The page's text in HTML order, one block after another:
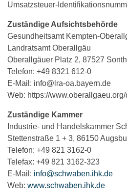
Umsatzsteuer-
Zuständige Aufsichtsbehörde
Gesundheitsamt Kempten-
Landratsamt Oberallgäu
Oberallgäuer Platz 2, 87527
Telefon: +49 8321 612-0
E-Mail: info@lra-oa.bayern.de
Web: https://
Zuständige Kammer
Industrie- und Handelskammer
Stettenstraße 1 + 3, 86150
Telefon: +49 821 3162-0
Telefax: +49 821 3162-323
E-Mail: info@schwaben.ihk.de
Web: www.schwaben.ihk.de